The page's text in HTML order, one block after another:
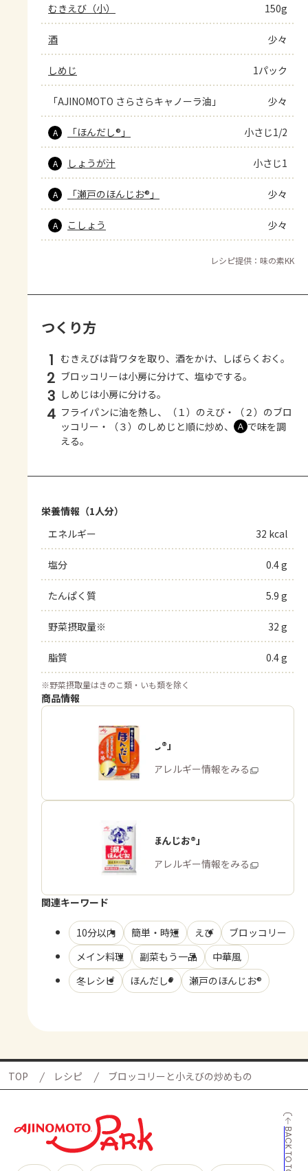
むきえび（小） 150g
酒 少々
しめじ 1パック
「AJINOMOTO さらさらキャノーラ油」 少々
A 「ほんだし®」 小さじ1/2
A しょうが汁 小さじ1
A 「瀬戸のほんじお®」 少々
A こしょう 少々
レシピ提供：味の素KK
つくり方
1 むきえびは背ワタを取り、酒をかけ、しばらくおく。
2 ブロッコリーは小房に分けて、塩ゆでする。
3 しめじは小房に分ける。
4 フライパンに油を熱し、（１）のえび・（２）のブロ
ッコリー・（３）のしめじと順に炒め、
Ａ で味を調
える。
栄養情報（1人分）
エネルギー
32 kcal
塩分 0.4 g
たんぱく質 5.9 g
野菜摂取量※ 32 g
脂質 0.4 g
※野菜摂取量はきのこ類・いも類を除く
商品情報
「ほんだし®」
商品・アレルギー情報をみる
「瀬戸のほんじお®」
商品・アレルギー情報をみる
関連キーワード
10分以内 簡単・時短 えび
ブロッコリー
メイン料理
副菜もう一品
中華風
冬レシピ
ほんだし® 瀬戸のほんじお®
TOP レシピ ブロッコリーと小えびの炒めもの
BACK TO TOP